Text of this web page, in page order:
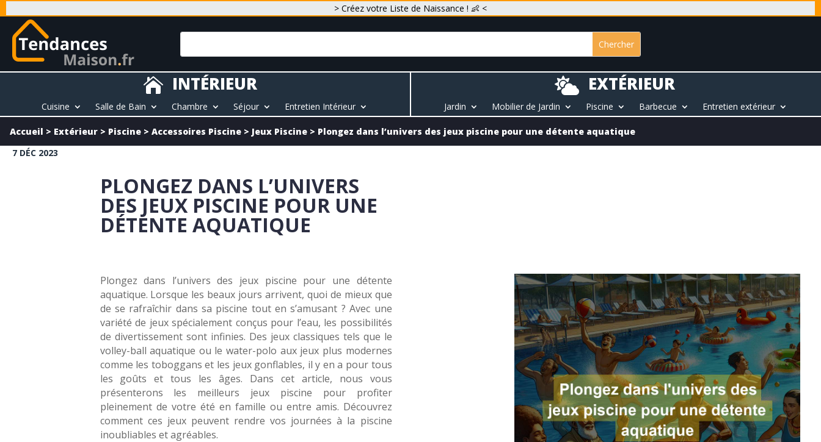
> Créez votre Liste de Naissance ! 👶 <
 INTÉRIEUR
Cuisine Salle de Bain Chambre Séjour Entretien Intérieur
 EXTÉRIEUR
Jardin Mobilier de Jardin Piscine Barbecue Entretien extérieur
Accueil > Extérieur > Piscine > Accessoires Piscine > Jeux Piscine > Plongez dans l’univers des jeux piscine pour une détente aquatique
7 DÉC 2023
PLONGEZ DANS L’UNIVERS
DES JEUX PISCINE POUR UNE
DÉTENTE AQUATIQUE
Plongez dans l’univers des jeux piscine pour une détente
aquatique. Lorsque les beaux jours arrivent, quoi de mieux que
de se rafraîchir dans sa piscine tout en s’amusant ? Avec une
variété de jeux spécialement conçus pour l’eau, les possibilités
de divertissement sont infinies. Des jeux classiques tels que le
volley-ball aquatique ou le water-polo aux jeux plus modernes
comme les toboggans et les jeux gonflables, il y en a pour tous
les goûts et tous les âges. Dans cet article, nous vous
présenterons les meilleurs jeux piscine pour profiter
pleinement de votre été en famille ou entre amis. Découvrez
comment ces jeux peuvent rendre vos journées à la piscine
inoubliables et agréables.